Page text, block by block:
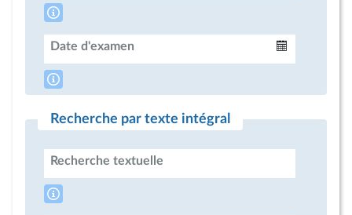
Date d'examen
Recherche par texte intégral
Recherche textuelle